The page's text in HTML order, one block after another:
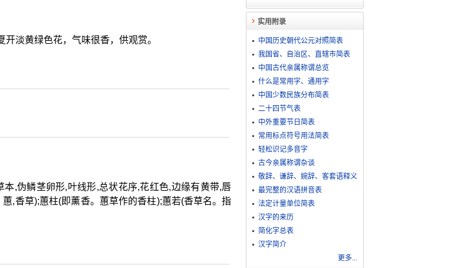
淡黄绿色花，气味很香，供观赏。
,伪鳞茎卵形,叶线形,总状花序,花红色,边缘有黄带,唇
,香草);蕙柱(即薰香。蕙草作的香柱);蕙若(香草名。指
实用附录
中国历史朝代公元对照简表
我国省、自治区、直辖市简表
中国古代亲属称谓总览
什么是常用字、通用字
中国少数民族分布简表
二十四节气表
中外重要节日简表
常用标点符号用法简表
轻松识记多音字
古今亲属称谓杂谈
敬​辞​、​谦​辞​、​婉​辞​、​客​套​语​释​义
最完整的汉语拼音表
法定计量单位简表
汉字的来历
简化字总表
汉字简介
更多...